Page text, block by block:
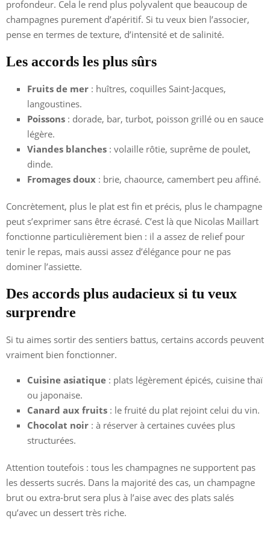
profondeur. Cela le rend plus polyvalent que beaucoup de
champagnes purement d’apéritif. Si tu veux bien l’associer,
pense en termes de texture, d’intensité et de salinité.
Les accords les plus sûrs
Fruits de mer : huîtres, coquilles Saint-Jacques,
langoustines.
Poissons : dorade, bar, turbot, poisson grillé ou en sauce
légère.
Viandes blanches : volaille rôtie, suprême de poulet,
dinde.
Fromages doux : brie, chaource, camembert peu affiné.
Concrètement, plus le plat est fin et précis, plus le champagne
peut s’exprimer sans être écrasé. C’est là que Nicolas Maillart
fonctionne particulièrement bien : il a assez de relief pour
tenir le repas, mais aussi assez d’élégance pour ne pas
dominer l’assiette.
Des accords plus audacieux si tu veux
surprendre
Si tu aimes sortir des sentiers battus, certains accords peuvent
vraiment bien fonctionner.
Cuisine asiatique : plats légèrement épicés, cuisine thaï
ou japonaise.
Canard aux fruits : le fruité du plat rejoint celui du vin.
Chocolat noir : à réserver à certaines cuvées plus
structurées.
Attention toutefois : tous les champagnes ne supportent pas
les desserts sucrés. Dans la majorité des cas, un champagne
brut ou extra-brut sera plus à l’aise avec des plats salés
qu’avec un dessert très riche.